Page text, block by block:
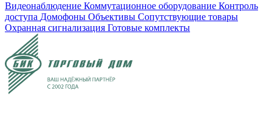
Видеонаблюдение Коммутационное оборудование Контроль
доступа Домофоны Объективы Сопутствующие товары
Охранная сигнализация Готовые комплекты